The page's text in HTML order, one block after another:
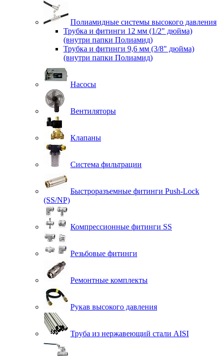
Полиамидные системы высокого давления
Трубка и фитинги 12 мм (1/2" дюйма)
(внутри папки Полиамид)
Трубка и фитинги 9,6 мм (3/8" дюйма)
(внутри папки Полиамид)
Насосы
Вентиляторы
Клапаны
Система фильтрации
Быстроразъемные фитинги Push-Lock
(SS/NP)
Компрессионные фитинги SS
Резьбовые фитинги
Ремонтные комплекты
Рукав высокого давления
Труба из нержавеющий стали AISI